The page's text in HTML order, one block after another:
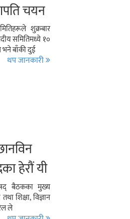
चयन
शुक्रबार
समितिमध्ये १०
बाँकी दुई
थप जानकारी
हेरौं यी
बैठकका मुख्य
शिक्षा, विज्ञान
ले